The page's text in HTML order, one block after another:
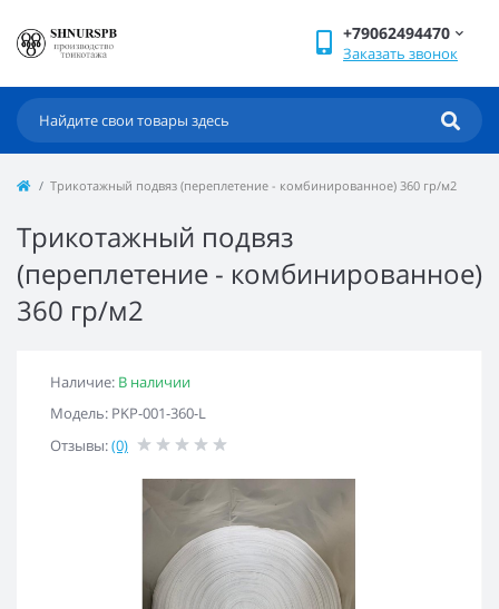
+79062494470
Заказать звонок
Трикотажный подвяз (переплетение - комбинированное) 360 гр/м2
Трикотажный подвяз
(переплетение - комбинированное)
360 гр/м2
Наличие: В наличии
Модель: PKP-001-360-L
Отзывы:(0)